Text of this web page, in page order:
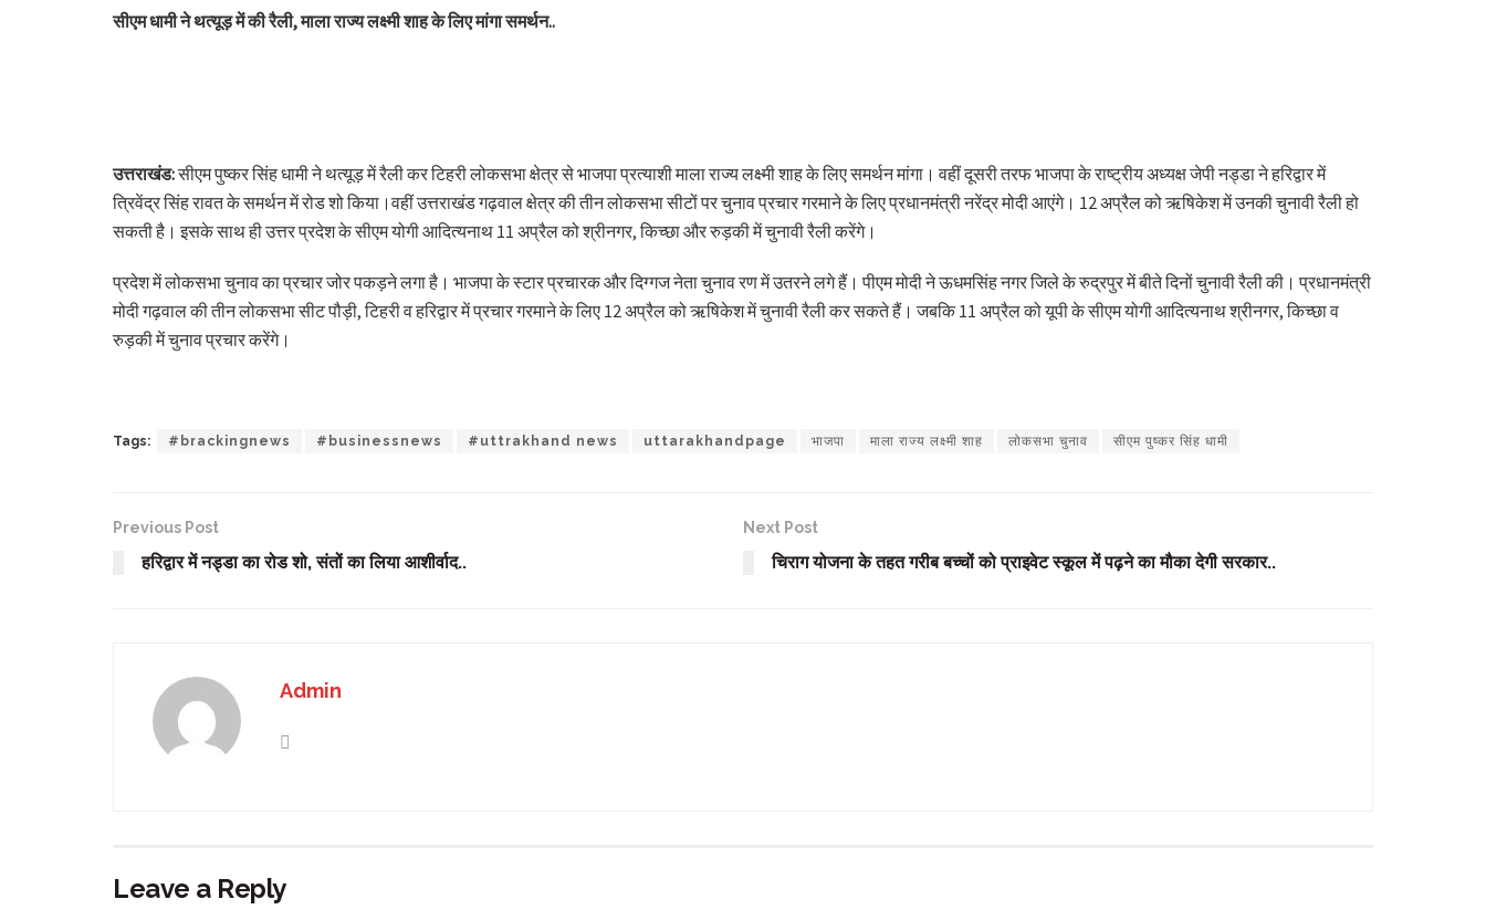
सीएम धामी ने थत्यूड़ में की रैली, माला राज्य लक्ष्मी शाह के लिए मांगा समर्थन..
उत्तराखंड:सीएम पुष्कर सिंह धामी ने थत्यूड़ में रैली कर टिहरी लोकसभा क्षेत्र से भाजपा प्रत्याशी माला राज्य लक्ष्मी शाह के लिए समर्थन मांगा। वहीं दूसरी तरफ भाजपा के राष्ट्रीय अध्यक्ष जेपी नड्डा ने हरिद्वार में
त्रिवेंद्र सिंह रावत के समर्थन में रोड शो किया।वहीं उत्तराखंड गढ़वाल क्षेत्र की तीन लोकसभा सीटों पर चुनाव प्रचार गरमाने के लिए प्रधानमंत्री नरेंद्र मोदी आएंगे। 12 अप्रैल को ऋषिकेश में उनकी चुनावी रैली हो
सकती है। इसके साथ ही उत्तर प्रदेश के सीएम योगी आदित्यनाथ 11 अप्रैल को श्रीनगर, किच्छा और रुड़की में चुनावी रैली करेंगे।
प्रदेश में लोकसभा चुनाव का प्रचार जोर पकड़ने लगा है। भाजपा के स्टार प्रचारक और दिग्गज नेता चुनाव रण में उतरने लगे हैं। पीएम मोदी ने ऊधमसिंह नगर जिले के रुद्रपुर में बीते दिनों चुनावी रैली की। प्रधानमंत्री
मोदी गढ़वाल की तीन लोकसभा सीट पौड़ी, टिहरी व हरिद्वार में प्रचार गरमाने के लिए 12 अप्रैल को ऋषिकेश में चुनावी रैली कर सकते हैं। जबकि 11 अप्रैल को यूपी के सीएम योगी आदित्यनाथ श्रीनगर, किच्छा व
रुड़की में चुनाव प्रचार करेंगे।
Tags: #brackingnews #businessnews #uttrakhand news uttarakhandpage भाजपा माला राज्य लक्ष्मी शाह लोकसभा चुनाव सीएम पुष्कर सिंह धामी
Previous Post
हरिद्वार में नड्डा का रोड शो, संतों का लिया आशीर्वाद..
Next Post
चिराग योजना के तहत गरीब बच्चों को प्राइवेट स्कूल में पढ़ने का मौका देगी सरकार..
Admin
Leave a Reply